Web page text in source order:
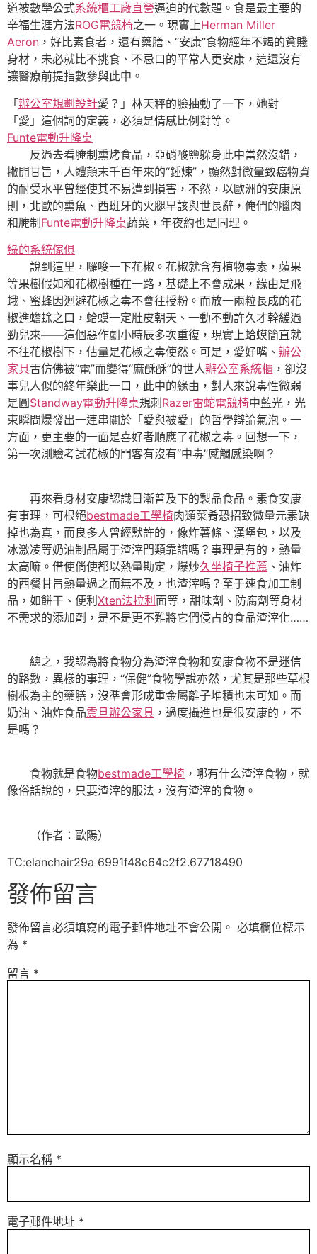
道被數學公式系統櫃工廠直營逼迫的代數題。食是最主要的
辛福生涯方法ROG電競椅之一。現實上Herman Miller
Aeron ，好比素食者，還有藥膳、“安康”食物經年不竭的貧賤
身材，未必就比不挑食、不忌口的平常人更安康，這還沒有
讓醫療前提指數參與此中。
「辦公室規劃設計愛？」林天秤的臉抽動了一下，她對
「愛」這個詞的定義，必須是情感比例對等。
Funte電動升降桌
反過去看腌制熏烤食品，亞硝酸鹽躲身此中當然沒錯，
撇開甘旨，人體顛末千百年來的“錘煉”，顯然對微量致癌物資
的耐受水平曾經使其不易遭到損害，不然，以歐洲的安康原
則，北歐的熏魚、西班牙的火腿早該與世長辭，俺們的臘肉
和腌制Funte電動升降桌蔬菜，年夜約也是同理。
綠的系統傢俱
說到這里，囉唆一下花椒。花椒就含有植物毒素，蘋果
等果樹假如和花椒樹種在一路，基礎上不會成果，緣由是飛
蛾、蜜蜂因迴避花椒之毒不會往授粉。而放一兩粒長成的花
椒進蟾蜍之口，蛤蟆一定肚皮朝天、一動不動許久才幹緩過
勁兒來——這個惡作劇小時辰多次重復，現實上蛤蟆簡直就
不往花椒樹下，估量是花椒之毒使然。可是，愛好嘴、 辦公
家具舌仿佛被“電”而變得“麻酥酥”的世人辦公室系統櫃 ，卻沒
事兒人似的終年樂此一口，此中的緣由，對人來說毒性微弱
是圓Standway電動升降桌規刺 Razer雷蛇電競椅中藍光，光
束瞬間爆發出一連串關於「愛與被愛」的哲學辯論氣泡。一
方面，更主要的一面是喜好者順應了花椒之毒。回想一下，
第一次測驗考試花椒的門客有沒有“中毒”感觸感染啊？
再來看身材安康認識日漸普及下的製品食品。素食安康
有事理，可根絕bestmade工學椅肉類菜肴恐招致微量元素缺
掉也為真，而良多人曾經默許的，像炸薯條、漢堡包，以及
冰激凌等奶油制品屬于渣滓門類靠譜嗎？事理是有的，熱量
太高嘛。借使倘使都以熱量勘定，爆炒久坐椅子推薦 、油炸
的西餐甘旨熱量過之而無不及，也渣滓嗎？至于速食加工制
品，如餅干、便利Xten法拉利面等，甜味劑、防腐劑等身材
不需求的添加劑，是不是更不難將它們侵占的食品渣滓化……
總之，我認為將食物分為渣滓食物和安康食物不是迷信
的路數，異樣的事理，“保健”食物學說亦然，尤其是那些草根
樹根為主的藥膳，沒準會形成重金屬離子堆積也未可知。而
奶油、油炸食品震旦辦公家具 ，過度攝進也是很安康的，不
是嗎？
食物就是食物bestmade工學椅 ，哪有什么渣滓食物，就
像俗話說的，只要渣滓的服法，沒有渣滓的食物。
（作者：歐陽）
TC:elanchair29a 6991f48c64c2f2.67718490
發佈留言
發佈留言必須填寫的電子郵件地址不會公開。 必填欄位標示
為 *
留言 *
顯示名稱 *
電子郵件地址 *